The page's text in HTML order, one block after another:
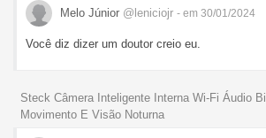
Melo Júnior @leniciojr - em 30/01/2024
Você diz dizer um doutor creio eu.
Steck Câmera Inteligente Interna Wi-Fi Áudio
Movimento E Visão Noturna